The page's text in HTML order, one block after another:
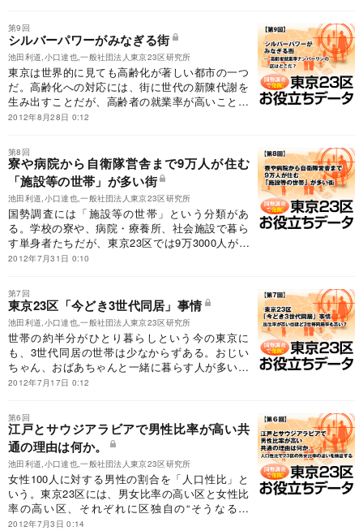
り身の多い区に理由が見えてくる。
第9回
シルバーパワーがみなぎる街
池田利道,小口達也,一般社団法人東京23区研究所
東京は世界的に見ても高齢化が著しい都市の一つ
だ。高齢化への対応には、街に世代の新陳代謝を
生み出すことだが、高齢者の就業率が高いことも
街が活気づく要因となる。高齢者が多く働く街
2012年8月28日 0:12
第8回
寮や病院から自衛隊営舎まで9万人が住む
「施設等の世帯」が多い街
池田利道,小口達也,一般社団法人東京23区研究所
国勢調査には「施設等の世帯」という分類があ
る。学校の寮や、病院・療養所、社会施設で暮ら
す単身者たちだが、東京23区では9万3000人がこ
れにあたる。「施設等の世帯」が多い区の傾向を
2012年7月31日 0:10
第7回
東京23区「今どき3世代同居」事情
池田利道,小口達也,一般社団法人東京23区研究所
世帯の約半分がひとり暮らしという今の東京に
も、3世代同居の世帯は少なからずある。おじい
ちゃん、おばあちゃんと一緒に暮らす人が多い街
は、女性の就業率が高いのか？ 出生率が高いの
考察してみよう。
2012年7月17日 0:12
第6回
江戸とサウジアラビアで男性比率が高い共
通の理由は何か。
池田利道,小口達也,一般社団法人東京23区研究所
女性100人に対する男性の割合を「人口性比」と
いう。東京23区には、男女比率の高い区と女性比
率の高い区、それぞれに区独自の“そうなる理
由”があるようだ。人口性比を多面的に検証して見
2012年7月3日 0:14